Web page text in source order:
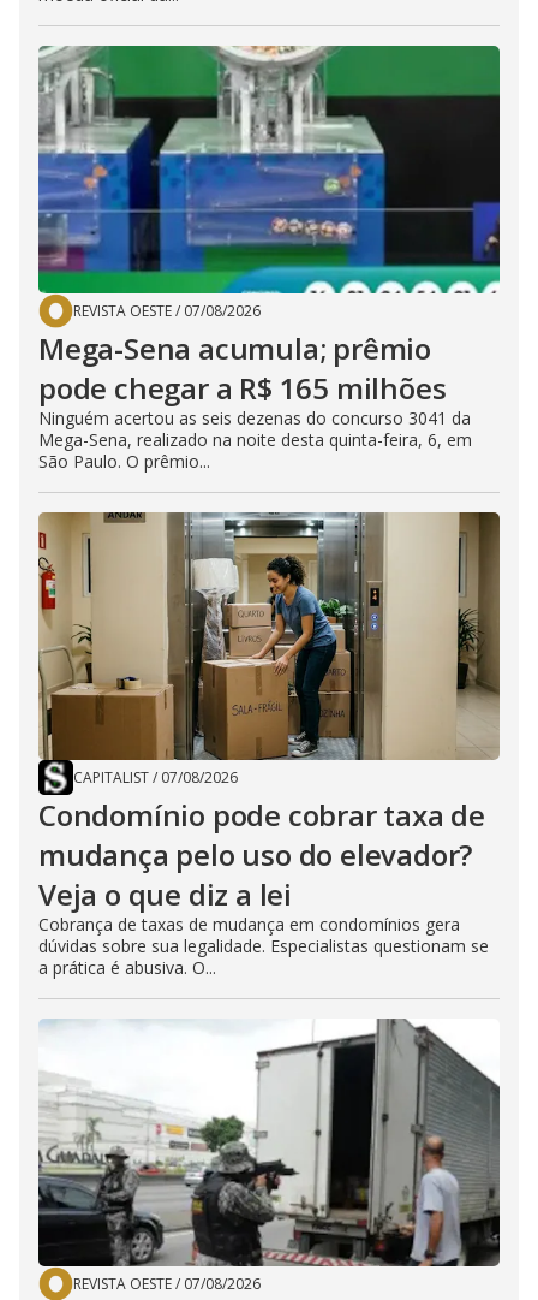
REVISTA OESTE/ 07/08/2026
Mega-Sena acumula; prêmio
pode chegar a R$ 165 milhões
Ninguém acertou as seis dezenas do concurso 3041 da
Mega-Sena, realizado na noite desta quinta-feira, 6, em
São Paulo. O prêmio...
CAPITALIST/ 07/08/2026
Condomínio pode cobrar taxa de
mudança pelo uso do elevador?
Veja o que diz a lei
Cobrança de taxas de mudança em condomínios gera
dúvidas sobre sua legalidade. Especialistas questionam se
a prática é abusiva. O...
REVISTA OESTE/ 07/08/2026